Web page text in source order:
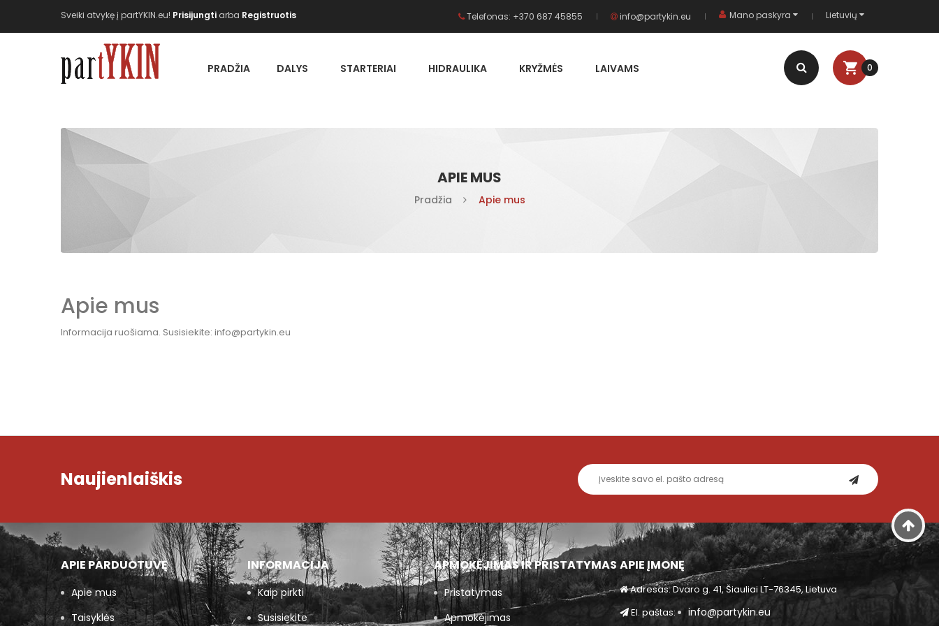
Sveiki atvykę į partYKIN.eu! Prisijungti arba Registruotis Telefonas: +370 687 45855 info@partykin.eu Mano paskyra Lietuvių
PRADŽIA DALYS STARTERIAI HIDRAULIKA KRYŽMĖS LAIVAMS 0
APIE MUS
Pradžia Apie mus
Apie mus
Informacija ruošiama. Susisiekite: info@partykin.eu
Naujienlaiškis
APIE PARDUOTUVĘ
Apie mus
Taisyklės
INFORMACIJA
Kaip pirkti
Susisiekite
APMOKĖJIMAS IR PRISTATYMAS
Pristatymas
Apmokėjimas
APIE ĮMONĘ
Adresas: Dvaro g. 41, Šiauliai LT-76345, Lietuva
El. paštas:
info@partykin.eu